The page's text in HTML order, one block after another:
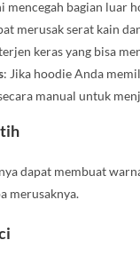
mencegah bagian luar
merusak serat kain
keras yang bisa
: Jika hoodie Anda
manual untuk
dapat membuat
merusaknya.